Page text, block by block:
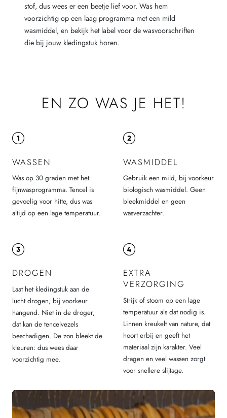
stof, dus wees er een beetje lief voor. Was hem
voorzichtig op een laag programma met een mild
wasmiddel, en bekijk het label voor de wasvoorschriften
die bij jouw kledingstuk horen.
EN ZO WAS JE HET!
WASSEN
Was op 30 graden met het
fijnwasprogramma. Tencel is
gevoelig voor hitte, dus was
altijd op een lage temperatuur.
WASMIDDEL
Gebruik een mild, bij voorkeur
biologisch wasmiddel. Geen
bleekmiddel en geen
wasverzachter.
DROGEN
Laat het kledingstuk aan de
lucht drogen, bij voorkeur
hangend. Niet in de droger,
dat kan de tencelvezels
beschadigen. De zon bleekt de
kleuren: dus wees daar
voorzichtig mee.
EXTRA
VERZORGING
Strijk of stoom op een lage
temperatuur als dat nodig is.
Linnen kreukelt van nature, dat
hoort erbij en geeft het
materiaal zijn karakter. Veel
dragen en veel wassen zorgt
voor snellere slijtage.